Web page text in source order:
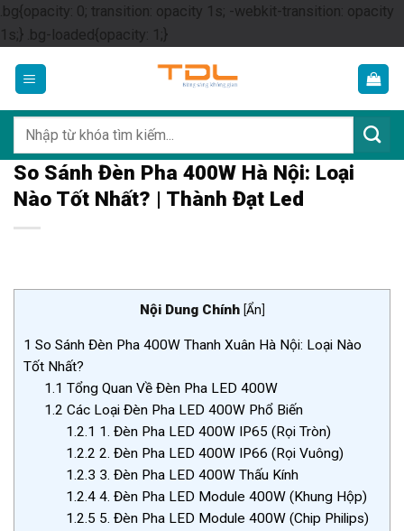
.bg{opacity: 0; transition: opacity 1s; -webkit-transition: opacity
1s;} .bg-loaded{opacity: 1;}Skip
content
kiếm:
So Sánh Đèn Pha 400W Hà Nội: Loại
Nào Tốt Nhất? | Thành Đạt Led
Nội Dung Chính [Ẩn]
1 So Sánh Đèn Pha 400W Thanh Xuân Hà Nội: Loại Nào
Tốt Nhất?
1.1 Tổng Quan Về Đèn Pha LED 400W
1.2 Các Loại Đèn Pha LED 400W Phổ Biến
1.2.1 1. Đèn Pha LED 400W IP65 (Rọi Tròn)
1.2.2 2. Đèn Pha LED 400W IP66 (Rọi Vuông)
1.2.3 3. Đèn Pha LED 400W Thấu Kính
1.2.44. Đèn Pha LED Module 400W (Khung Hộp)
1.2.5 5. Đèn Pha LED Module 400W (Chip Philips)